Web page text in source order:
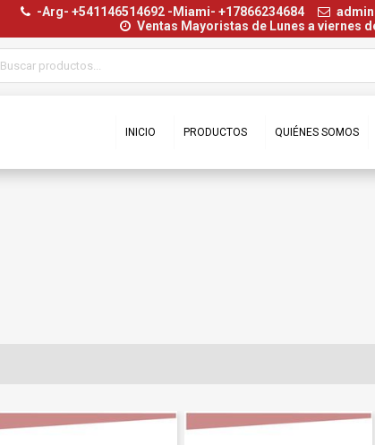
-Arg- +541146514692 -Miami- +17866234684
Ventas Mayoristas de Lunes a viernes
INICIO PRODUCTOS QUIÉNES SOMOS